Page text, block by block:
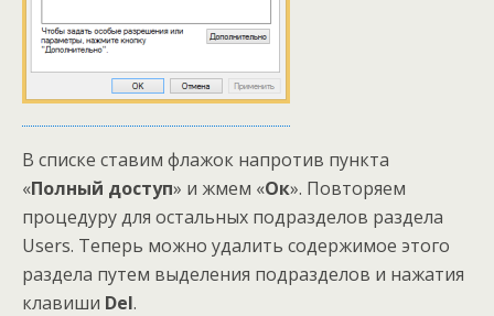
В списке ставим флажок напротив пункта
«Полный доступ» и жмем «Ок». Повторяем
процедуру для остальных подразделов раздела
Users. Теперь можно удалить содержимое этого
раздела путем выделения подразделов и нажатия
клавиши Del.